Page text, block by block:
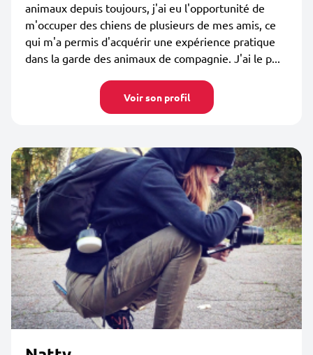
animaux depuis toujours, j'ai eu l'opportunité de
m'occuper des chiens de plusieurs de mes amis, ce
qui m'a permis d'acquérir une expérience pratique
dans la garde des animaux de compagnie. J'ai le p...
Voir son profil